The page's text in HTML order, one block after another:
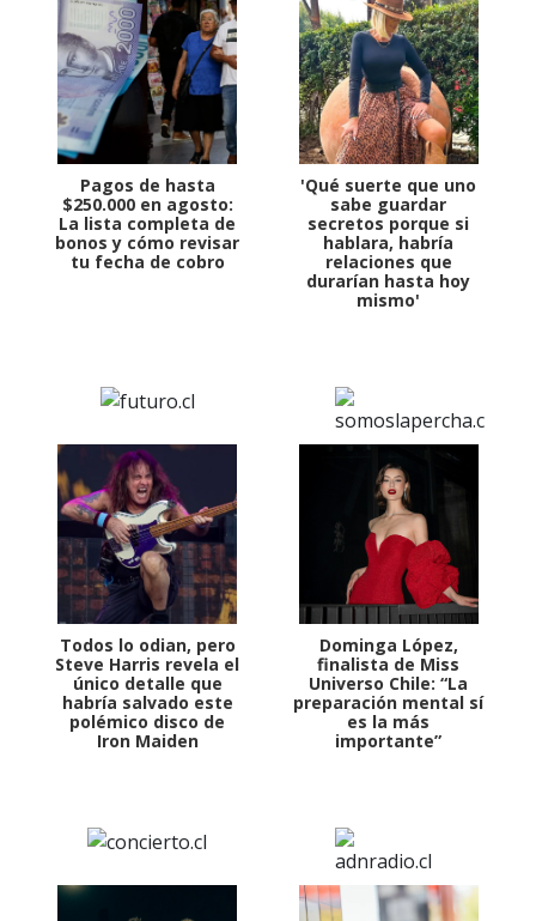
Pagos de hasta
$250.000 en agosto:
La lista completa de
bonos y cómo revisar
tu fecha de cobro
'Qué suerte que uno
sabe guardar
secretos porque si
hablara, habría
relaciones que
durarían hasta hoy
mismo'
Todos lo odian, pero
Steve Harris revela el
único detalle que
habría salvado este
polémico disco de
Iron Maiden
Dominga López,
finalista de Miss
Universo Chile: “La
preparación mental sí
es la más
importante”